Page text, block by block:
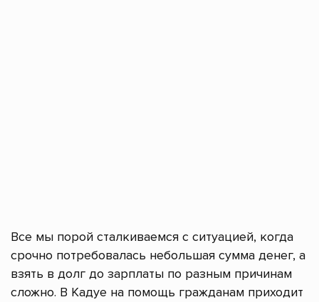
Все мы порой сталкиваемся с ситуацией, когда
срочно потребовалась небольшая сумма денег, а
взять в долг до зарплаты по разным причинам
сложно. В Кадуе на помощь гражданам приходит